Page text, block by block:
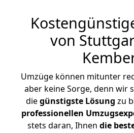
von
Umzüge können mitunter
aber keine Sorge, denn wir
diegünstigste Lösung zu
professionellen
stets daran, Ihnen die